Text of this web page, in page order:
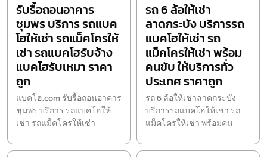
รับรื้อถอนอาคาร
ชุมพร บริการ รถแบค
โฮให้เช่า รถแม็คโครให้
เช่า รถแบคโฮรับจ้าง
แบคโฮรับเหมา ราคา
ถูก
แบคโฮ.com รับรื้อถอนอาคาร
ชุมพร บริการ รถแบคโฮให้
เช่า รถแม็คโครให้เช่า
รถ 6 ล้อให้เช่า
ลาดกระบัง บริการรถ
แบคโฮให้เช่า รถ
แม็คโครให้เช่า พร้อม
คนขับ ให้บริการทั่ว
ประเทศ ราคาถูก
รถ 6 ล้อให้เช่าลาดกระบัง
บริการรถแบคโฮให้เช่า รถ
แม็คโครให้เช่า พร้อมคน